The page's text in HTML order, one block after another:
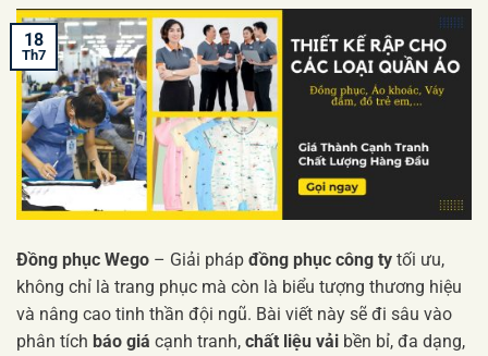
18
Th7
Đồng phục Wego – Giải pháp đồng phục công ty tối ưu,
không chỉ là trang phục mà còn là biểu tượng thương hiệu
và nâng cao tinh thần đội ngũ. Bài viết này sẽ đi sâu vào
phân tích báo giá cạnh tranh, chất liệu vải bền bỉ, đa dạng,